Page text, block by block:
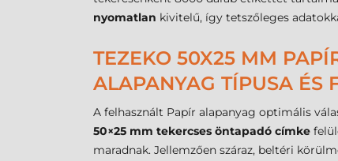
nyomatlan kivitelű, így tetszőleges
TEZEKO 50X25 MM
ALAPANYAG TÍPUSA ÉS
A felhasznált Papír alapanyag optimális
50×25 mm tekercses öntapadó címke
maradnak. Jellemzően száraz, beltéri